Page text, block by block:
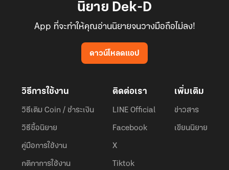
นิยาย Dek-D
App ที่จะทำให้คุณอ่านนิยายจนวางมือถือไม่ลง!
ดาวน์โหลดแอป
วิธีการใช้งาน
วิธีเติม Coin / ชำระเงิน
วิธีซื้อนิยาย
คู่มือการใช้งาน
กติกาการใช้งาน
ติดต่อเรา
LINE Official
Facebook
X
Tiktok
เพิ่มเติม
ข่าวสาร
เขียนนิยาย